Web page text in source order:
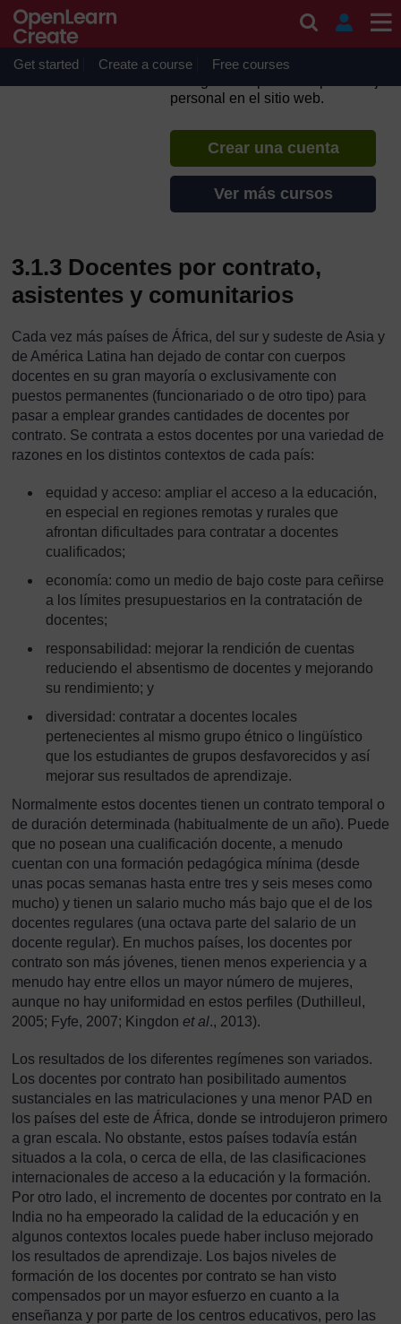
Get started Create a course Free courses
Guía para el Desarrollo de
Si creas una cuenta puedes
personal en el sitio web.
Crear una cuenta
Ver más cursos
3.1.3 Docentes por contrato,
asistentes y comunitarios
Cada vez más países de África, del sur y sudeste de Asia y
de América Latina han dejado de contar con cuerpos
docentes en su gran mayoría o exclusivamente con
puestos permanentes (funcionariado o de otro tipo) para
pasar a emplear grandes cantidades de docentes por
contrato. Se contrata a estos docentes por una variedad de
razones en los distintos contextos de cada país:
equidad y acceso: ampliar el acceso a la educación,
en especial en regiones remotas y rurales que
afrontan dificultades para contratar a docentes
cualificados;
economía: como un medio de bajo coste para ceñirse
a los límites presupuestarios en la contratación de
docentes;
responsabilidad: mejorar la rendición de cuentas
reduciendo el absentismo de docentes y mejorando
su rendimiento; y
diversidad: contratar a docentes locales
pertenecientes al mismo grupo étnico o lingüístico
que los estudiantes de grupos desfavorecidos y así
mejorar sus resultados de aprendizaje.
Normalmente estos docentes tienen un contrato temporal o
de duración determinada (habitualmente de un año). Puede
que no posean una cualificación docente, a menudo
cuentan con una formación pedagógica mínima (desde
unas pocas semanas hasta entre tres y seis meses como
mucho) y tienen un salario mucho más bajo que el de los
docentes regulares (una octava parte del salario de un
docente regular). En muchos países, los docentes por
contrato son más jóvenes, tienen menos experiencia y a
menudo hay entre ellos un mayor número de mujeres,
aunque no hay uniformidad en estos perfiles (Duthilleul,
2005; Fyfe, 2007; Kingdon et al., 2013).
Los resultados de los diferentes regímenes son variados.
Los docentes por contrato han posibilitado aumentos
sustanciales en las matriculaciones y una menor PAD en
los países del este de África, donde se introdujeron primero
a gran escala. No obstante, estos países todavía están
situados a la cola, o cerca de ella, de las clasificaciones
internacionales de acceso a la educación y la formación.
Por otro lado, el incremento de docentes por contrato en la
India no ha empeorado la calidad de la educación y en
algunos contextos locales puede haber incluso mejorado
los resultados de aprendizaje. Los bajos niveles de
formación de los docentes por contrato se han visto
compensados por un mayor esfuerzo en cuanto a la
enseñanza y por parte de los centros educativos, pero las